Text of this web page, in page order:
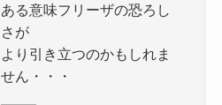
ある意味フリーザの恐ろし
さが
より引き立つのかもしれま
せん・・・